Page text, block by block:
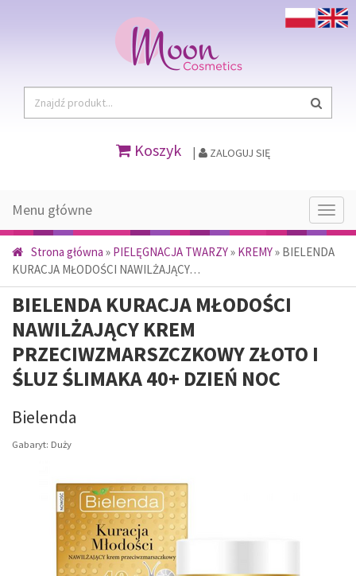
Koszyk ZALOGUJ SIĘ
Menu
Menu główne
Strona główna » PIELĘGNACJA TWARZY» KREMY» BIELENDA
KURACJA MŁODOŚCI NAWILŻAJĄCY…
BIELENDA KURACJA MŁODOŚCI
NAWILŻAJĄCY KREM
PRZECIWZMARSZCZKOWY ZŁOTO I
ŚLUZ ŚLIMAKA 40+ DZIEŃ NOC
Bielenda
Gabaryt: Duży